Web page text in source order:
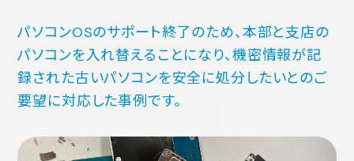
パソコンOSのサポート終了のため、本部と支店の
パソコンを入れ替えることになり、機密情報が記
録された古いパソコンを安全に処分したいとのご
要望に対応した事例です。